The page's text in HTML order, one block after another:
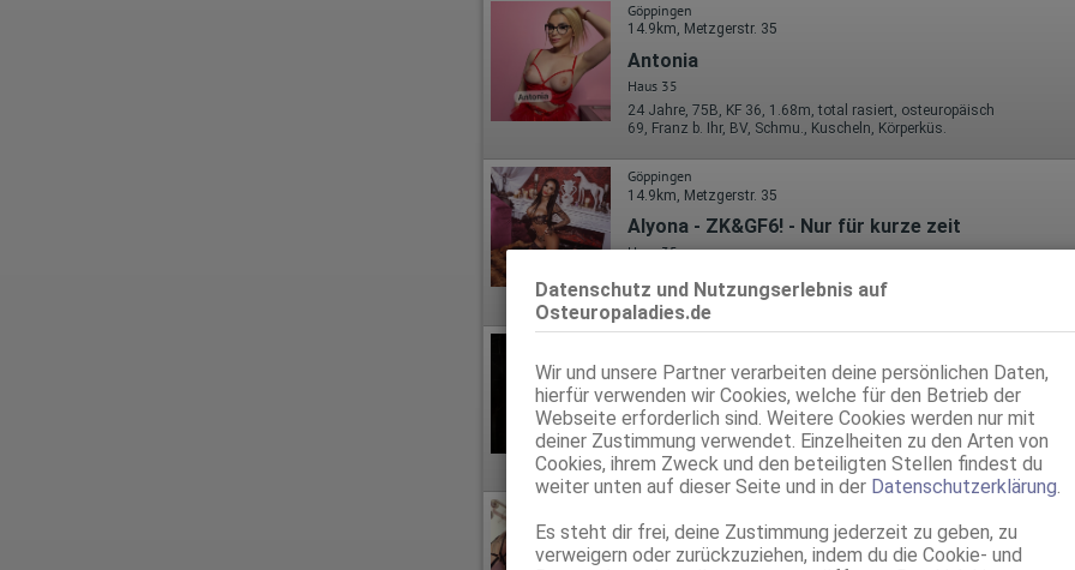
Datenschutz und Nutzungserlebnis auf
Osteuropaladies.de
Wir und unsere Partner verarbeiten deine persönlichen Daten,
hierfür verwenden wir Cookies, welche für den Betrieb der
Webseite erforderlich sind. Weitere Cookies werden nur mit
deiner Zustimmung verwendet. Einzelheiten zu den Arten von
Cookies, ihrem Zweck und den beteiligten Stellen findest du
weiter unten auf dieser Seite und in der Datenschutzerklärung.
Es steht dir frei, deine Zustimmung jederzeit zu geben, zu
verweigern oder zurückzuziehen, indem du die Cookie- und
Göppingen
14.9km, Metzgerstr. 35
Antonia
Haus 35
24 Jahre, 75B, KF 36, 1.68m, total rasiert, osteuropäisch
69, Franz b. Ihr, BV, Schmu., Kuscheln, Körperküs.
Göppingen
14.9km, Metzgerstr. 35
Alyona - ZK&GF6! - Nur für kurze zeit
Haus 35
ZK, 69, GF6, NSa, Franz b. Ihr, MFF, Schmu., Kuscheln
14.9km, Metzgerstr. 35
Leyla - ZK mit Topservice
Haus 35
28 Jahre, 80D, KF 36, 1.70m, total rasiert, osteuropäisch
ZK, 69, GF6, DT, NSa, Franz b. Ihr, BV
14.9km, Metzgerstr. 35
Mirabella - extra Franz.